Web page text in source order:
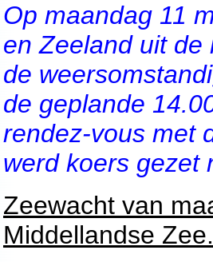
Op maandag 11
en Zeeland uit de
de
de geplande
rendez-vous met
werd koers gezet
Zeewacht van
Middellandse Zee.